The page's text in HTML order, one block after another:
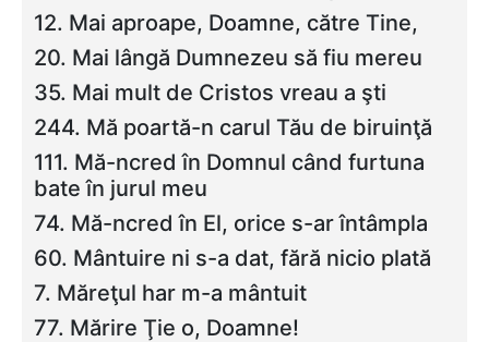
12. Mai aproape, Doamne, către Tine,
20. Mai lângă Dumnezeu să fiu mereu
35. Mai mult de Cristos vreau a şti
244. Mă poartă-n carul Tău de biruinţă
111. Mă-ncred în Domnul când furtuna
bate în jurul meu
74. Mă-ncred în El, orice s-ar întâmpla
60. Mântuire ni s-a dat, fără nicio plată
7. Măreţul har m-a mântuit
77. Mărire Ţie o, Doamne!